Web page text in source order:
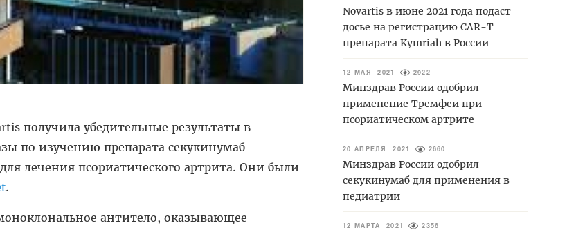
получила убедительные результаты в
по изучению препарата секукинумаб
лечения псориатического артрита. Они были
.
антитело, оказывающее
Novartis в июне 2021 года подаст
досье на регистрацию CAR-T
препарата Kymriah в России
12 МАЯ 2021 2922
Минздрав России одобрил
применение Тремфеи при
псориатическом артрите
20 АПРЕЛЯ 2021 2660
Минздрав России одобрил
секукинумаб для применения в
педиатрии
12 МАРТА 2021 2356